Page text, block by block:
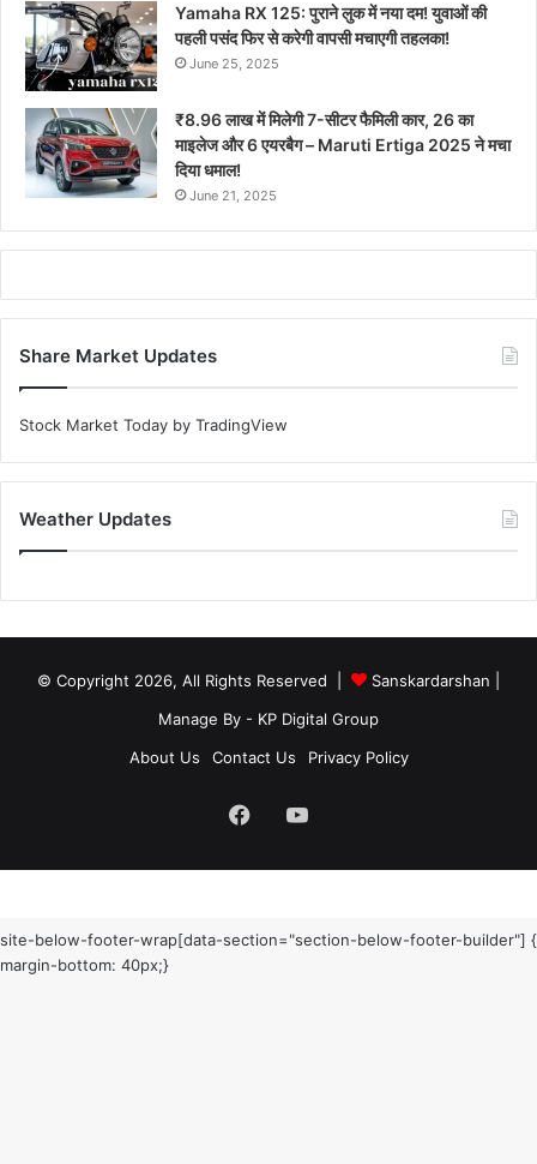
Yamaha RX 125: पुराने लुक में नया दम! युवाओं की
पहली पसंद फिर से करेगी वापसी मचाएगी तहलका!
June 25, 2025
₹8.96 लाख में मिलेगी 7-सीटर फैमिली कार, 26 का
माइलेज और 6 एयरबैग – Maruti Ertiga 2025 ने मचा
दिया धमाल!
June 21, 2025
Share Market Updates
Stock Market Today by TradingView
Weather Updates
© Copyright 2026, All Rights Reserved | Sanskardarshan
Manage By - KP Digital Group
About Us
Contact Us Privacy Policy
FacebookYouTube
site-below-footer-wrap[data-section="section-below-footer-builder"] {
margin-bottom: 40px;}